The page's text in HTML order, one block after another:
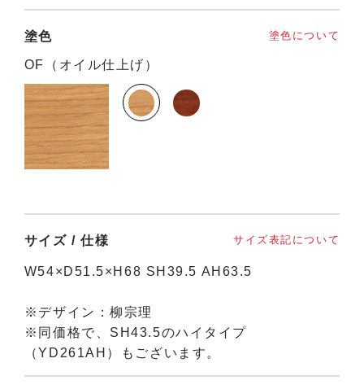
塗色 塗色について
OF（オイル仕上げ）
サイズ / 仕様 サイズ表記について
W54×D51.5×H68 SH39.5 AH63.5
※デザイン：柳宗理
※同価格で、SH43.5のハイタイプ
（YD261AH）もございます。